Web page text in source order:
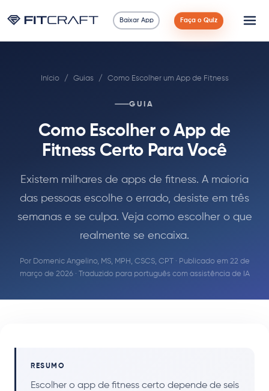
Baixar App Faça o Quiz
90 Dias
Exercícios
Início / Guias / Como Escolher um App de Fitness
GUIA
Como Escolher o App de
Fitness Certo Para Você
Existem milhares de apps de fitness. A maioria
das pessoas escolhe o errado, desiste em três
semanase se culpa. Veja como escolher o que
realmente se encaixa.
Por Domenic Angelino, MS, MPH, CSCS, CPT· Publicado em 22 de
março de 2026 · Traduzido para português com assistência de IA
RESUMO
Escolher o app de fitness certo depende de seis